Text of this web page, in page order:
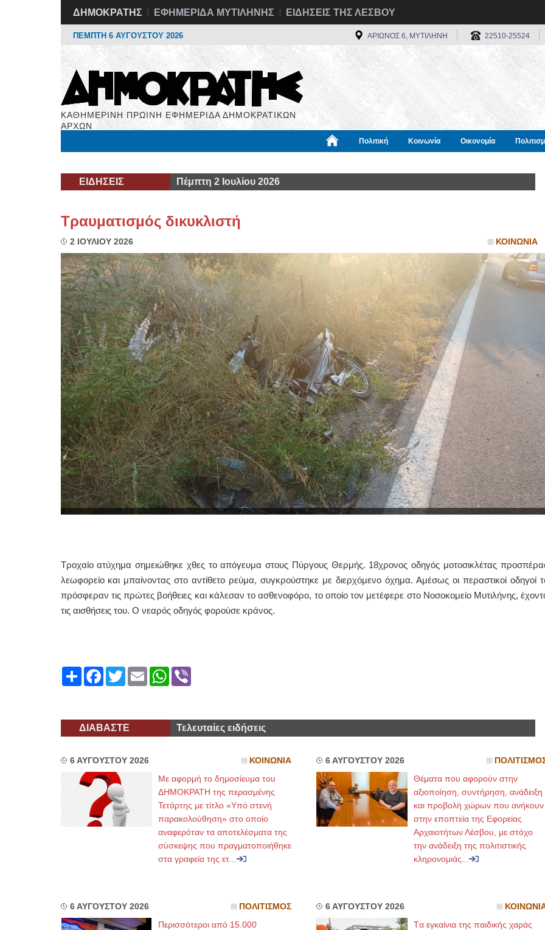
ΔΗΜΟΚΡΑΤΗΣ ΕΦΗΜΕΡΙΔΑ ΜΥΤΙΛΗΝΗΣ ΕΙΔΗΣΕΙΣ ΤΗΣ ΛΕΣΒΟΥ
ΠΕΜΠΤΗ 6 ΑΥΓΟΥΣΤΟΥ 2026 ΑΡΙΩΝΟΣ 6, ΜΥΤΙΛΗΝΗ 22510-25524
ΚΑΘΗΜΕΡΙΝΗ ΠΡΩΙΝΗ ΕΦΗΜΕΡΙΔΑ ΔΗΜΟΚΡΑΤΙΚΩΝ
ΑΡΧΩΝ
Πολιτική Κοινωνία Οικονομία
ΕΙΔΗΣΕΙΣ Πέμπτη 2 Ιουλίου 2026
Τραυματισμός δικυκλιστή
2 ΙΟΥΛΙΟΥ 2026 ΚΟΙΝΩΝΙΑ
Τροχαίο ατύχημα σημειώθηκε χθες το απόγευμα στους Πύργους Θερμής. 18χρονος οδηγός μοτοσικλέτας
λεωφορείο και μπαίνοντας στο αντίθετο ρεύμα, συγκρούστηκε με διερχόμενο όχημα. Αμέσως οι περαστικοί οδηγοί
πρόσφεραν τις πρώτες βοήθειες και κάλεσαν το ασθενοφόρο, το οποίο τον μετέφερε στο Νοσοκομείο Μυτιλήνης,
τις αισθήσεις του. Ο νεαρός οδηγός φορούσε κράνος.
ShareFacebook
TwitterEmailWhatsApp
Viber
ΔΙΑΒΑΣΤΕ Τελευταίες ειδήσεις
6 ΑΥΓΟΥΣΤΟΥ 2026 ΚΟΙΝΩΝΙΑ
Με αφορμή το δημοσίευμα του
ΔΗΜΟΚΡΑΤΗ της περασμένης
Τετάρτης με τίτλο «Υπό στενή
παρακολούθηση» στο οποίο
αναφερόταν τα αποτελέσματα της
σύσκεψης που πραγματοποιήθηκε
στα γραφεία της ετ...
6 ΑΥΓΟΥΣΤΟΥ 2026
Θέματα που αφορούν στην
αξιοποίηση, συντήρηση, ανάδειξη
και προβολή χώρων που ανήκουν
στην εποπτεία της Εφορείας
Αρχαιοτήτων Λέσβου, με στόχο
την ανάδειξη της πολιτιστικής
κληρονομιάς...
6 ΑΥΓΟΥΣΤΟΥ 2026 ΠΟΛΙΤΙΣΜΟΣ
Περισσότεροι από 15.000
6 ΑΥΓΟΥΣΤΟΥ 2026
Tα εγκαίνια της παιδικής χαράς
ΙΩΑΝΝΗΣ Α. ΜΑΛΛΙΑΣ
ΧΕΙΡΟΥΡΓΟΣ
ΟΦΘΑΛΜΙΑΤΡΟΣ